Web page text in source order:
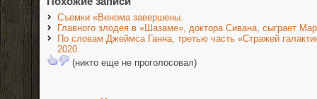
Съемки «Венома завершены.
Главного злодея в «Шазаме», доктора Сивана, сыграет
По словам Джеймса Ганна, третью часть «Стражей
2020.
(никто еще не проголосовал)